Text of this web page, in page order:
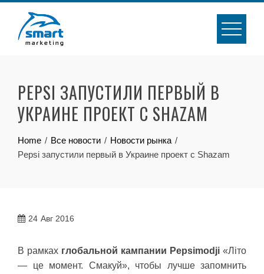
content
PEPSI ЗАПУСТИЛИ ПЕРВЫЙ В
УКРАИНЕ ПРОЕКТ С SHAZAM
Home Все новости
Новости рынка
Pepsi запустили первый в Украине проект с Shazam
24 Авг 2016
В рамках глобальной кампании Pepsimodji «Літо
— це момент. Смакуй», чтобы лучше запомнить